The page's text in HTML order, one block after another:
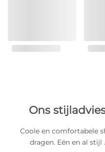
Ons
Coole en comfortabele
dragen. Eén en al stijl